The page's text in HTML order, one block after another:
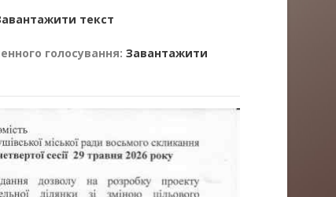
текст
голосування: Завантажити